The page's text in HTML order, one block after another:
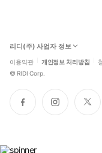
리디(주) 사업자 정보
이용약관 개인정보 처리방침
© RIDI Corp.
페
이
인
스
트
위